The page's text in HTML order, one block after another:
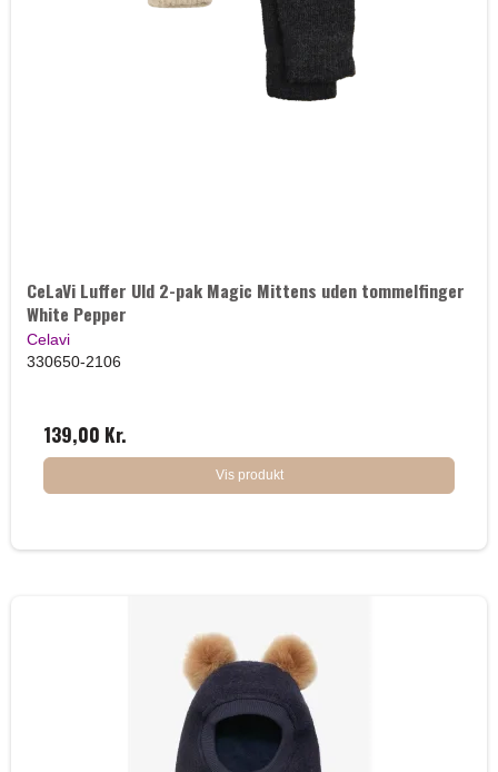
CeLaVi Luffer Uld 2-pak Magic Mittens uden tommelfinger
White Pepper
Celavi
330650-2106
139,00 Kr.
Vis produkt